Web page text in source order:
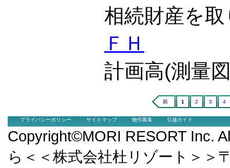
相続財産を
ＦＨ
計画高(測量
前 1 2 3 4
プライバシーポリシー サイトマップ 物件募集 引越ガイド
Copyright©MORI RESORT Inc.
ら＜＜株式会社杜リゾート＞＞